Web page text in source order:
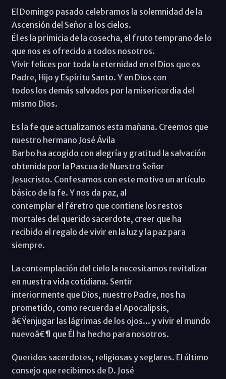
El Domingo pasado celebramos la solemnidad de la
Ascensión del Señor a los cielos.
Él es la primicia de la cosecha, el fruto temprano de lo
que nos es ofrecido a todos nosotros.
Vivir felices por toda la eternidad en el Dios que es
Padre, Hijo y Espíritu Santo. Y en Dios con
todos los demás salvados por la misericordia del
mismo Dios.
Es la fe que actualizamos esta mañana. Creemos que
nuestro hermano José Ávila
Barbo ha acogido con alegría y gratitud la salvación
obtenida por la Pascua de Nuestro Señor
Jesucristo. Confesamos con este motivo un artículo
básico de la fe. Y nos da paz, al
contemplar el féretro que contiene los restos
mortales del querido sacerdote, creer que ha
recibido el regalo de vivir en la luz y la paz para
siempre.
La contemplación del cielo la necesitamos revitalizar
en nuestra vida cotidiana. Sentir
interiormente que Dios, nuestro Padre, nos ha
prometido, como recuerda el Apocalipsis,
â€Ÿenjugar las lágrimas de los ojos... y vivir el mundo
nuevoâ€¶ que Él ha hecho para nosotros.
Queridos sacerdotes, religiosas y seglares. El último
consejo que recibimos de D. José